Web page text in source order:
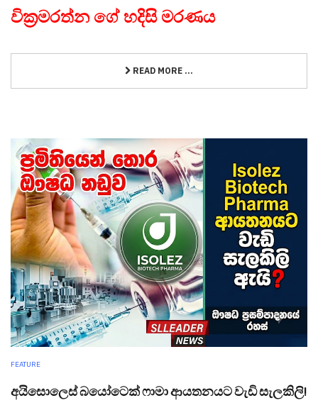
වික්‍රමරත්න ගේ හදිසි මරණය
READ MORE ...
FEATURE
අයිසොලෙස් බයෝටෙක් ෆාමා ආයතනයට වැඩි සැලකිලි!